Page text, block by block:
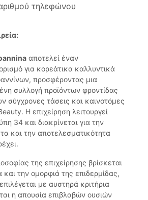
τηλεφώνου
αποτελεί έναν
για κορεάτικα καλλυντικά
προσφέροντας μια
συλλογή προϊόντων φροντίδας
σύγχρονες τάσεις και καινοτόμες
Η επιχείρηση λειτουργεί
34 και διακρίνεται για την
και την αποτελεσματικότητα
της επιχείρησης βρίσκεται
την ομορφιά της επιδερμίδας,
με αυστηρά κριτήρια
η απουσία επιβλαβών ουσιών